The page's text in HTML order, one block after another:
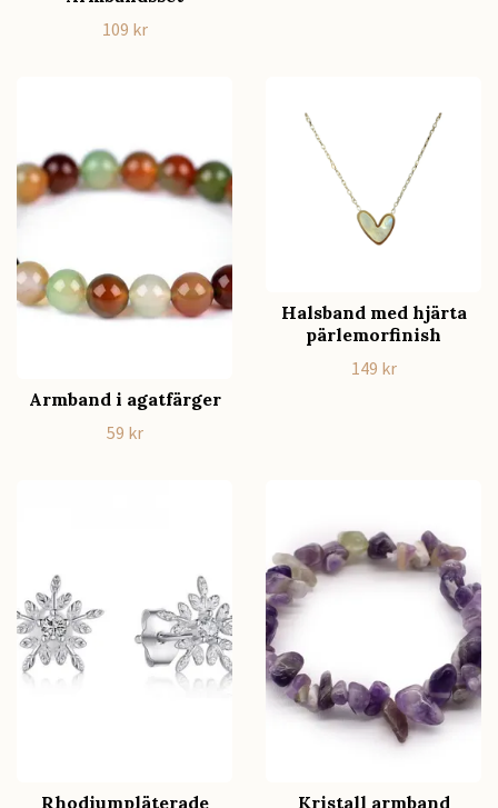
109 kr
Armband i agatfärger
59 kr
Halsband med hjärta
pärlemorfinish
149 kr
Rhodiumpläterade
Kristall armband